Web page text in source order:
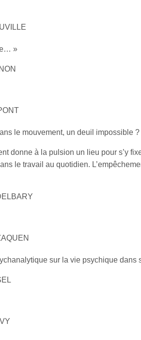
»
le mouvement, un deuil impossible ?
donne à la pulsion un lieu pour s’y
le travail au quotidien.
sur la vie psychique dans